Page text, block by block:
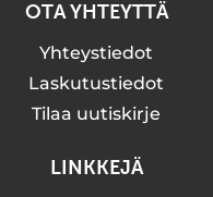
OTA YHTEYTTÄ
Yhteystiedot
Laskutustiedot
Tilaa uutiskirje
LINKKEJÄ